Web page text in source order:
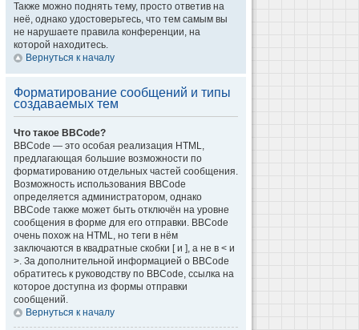
Также можно поднять тему, просто ответив на
неё, однако удостоверьтесь, что тем самым вы
не нарушаете правила конференции, на
которой находитесь.
Вернуться к началу
Форматирование сообщений и типы
создаваемых тем
Что такое BBCode?
BBCode — это особая реализация HTML,
предлагающая большие возможности по
форматированию отдельных частей сообщения.
Возможность использования BBCode
определяется администратором, однако
BBCode также может быть отключён на уровне
сообщения в форме для его отправки. BBCode
очень похож на HTML, но теги в нём
заключаются в квадратные скобки [ и ], а не в < и
>. За дополнительной информацией о BBCode
обратитесь к руководству по BBCode, ссылка на
которое доступна из формы отправки
сообщений.
Вернуться к началу